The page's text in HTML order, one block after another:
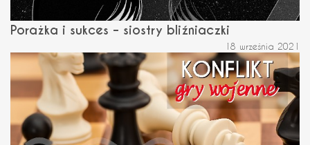
Porażka i sukces – siostry bliźniaczki
18 września 2021